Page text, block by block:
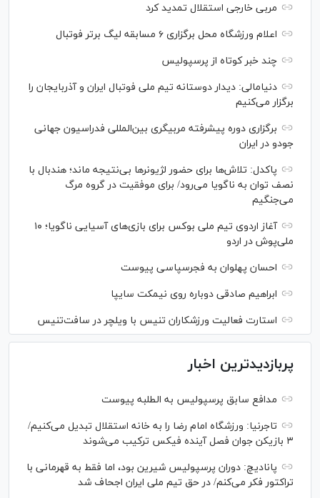
مربی خارجی استقلال تمدید کرد
اعلام ورزشگاه محل برگزاری ۶ مسابقه لیگ برتر فوتبال
چند خبر کوتاه از پرسپولیس
دنیامالی: دیدار دوستانه تیم ملی فوتبال ایران و آذربایجان را
برگزار می‌کنیم
برگزاری دوره پیشرفته مربیگری بین‌المللی فدراسیون جهانی
جودو در ایران
پاکدل: تلاش‌ها برای حضور لژیونر‌ها بی‌نتیجه ماند؛ هندبال با
نصف توان به ناگویا می‌رود/ برای موفقیت در گروه مرگ
می‌جنگیم
آغاز اردوی تیم ملی بوکس برای بازی‌های آسیایی ناگویا؛ ۱۰
ملی‌پوش در اردو
احسان پهلوان به فجرسپاسی پیوست
ابراهیم صادقی دوباره روی نیمکت سایپا
استارت فعالیت ورزشکاران تنیس با ویلچر در سافت‌تنیس
پربازدیدترین اخبار
مدافع سابق پرسپولیس به الطلبه پیوست
تاجرنیا: ورزشگاه امام رضا را به خانه استقلال تبدیل می‌کنیم/
۳ بازیکن جوان فصل آینده فیکس ترکیب می‌شوند
پانادیچ: دوران پرسپولیس شیرین بود، اما فقط به قهرمانی با
تراکتور فکر می‌کنم/ در حق تیم ملی ایران اجحاف شد